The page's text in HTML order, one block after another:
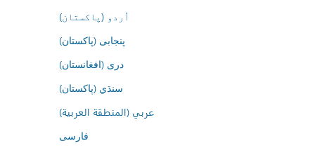
اُردو (پاکستان)
پنجابی (پاکستان)
درى (افغانستان)
سنڌي (پاکستان)
عربي (المنطقة العربية)
فارسى